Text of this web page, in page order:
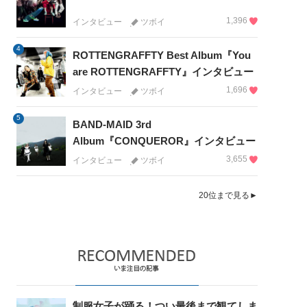
インタビュー ツボイ 1,396
4
ROTTENGRAFFTY Best Album『You
are ROTTENGRAFFTY』インタビュー
インタビュー ツボイ 1,696
5
BAND-MAID 3rd
Album『CONQUEROR』インタビュー
インタビュー ツボイ 3,655
20位まで見る►